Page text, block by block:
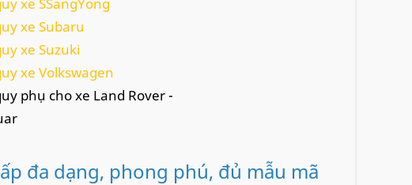
xe Subaru
xe Suzuki
xe Volkswagen
phụ cho xe Land Rover -
đa dạng, phong phú, đủ mẫu mã